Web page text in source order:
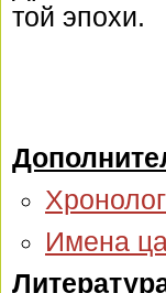
той эпохи.
Имена